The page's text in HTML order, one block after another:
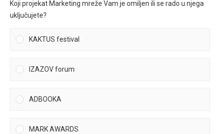
Koji projekat Marketing mreže Vam je omiljen ili se rado u njega
uključujete?
KAKTUS festival
IZAZOV forum
ADBOOKA
MARK AWARDS